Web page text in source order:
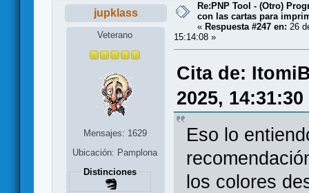
jupklass
Veterano
Mensajes: 1629
Ubicación: Pamplona
Distinciones
Re:PNP Tool - (Otro)
con las cartas para
« Respuesta #247 en: 26
15:14:08 »
Cita de:
2025, 14:31:30
Eso lo
los colores